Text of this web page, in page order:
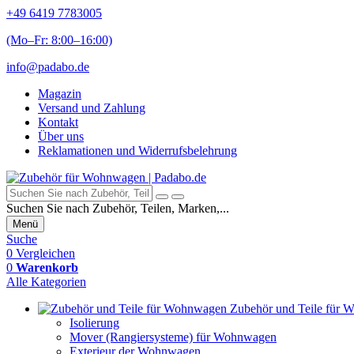
+49 6419 7783005
(Mo–Fr: 8:00–16:00)
info@padabo.de
Magazin
Versand und Zahlung
Kontakt
Über uns
Reklamationen und Widerrufsbelehrung
Suchen Sie nach Zubehör, Teilen, Marken,...
Menü
Suche
0 Vergleichen
0 Warenkorb
Alle Kategorien
Zubehör und Teile für
Isolierung
Mover (Rangiersysteme) für Wohnwagen
Exterieur der Wohnwagen